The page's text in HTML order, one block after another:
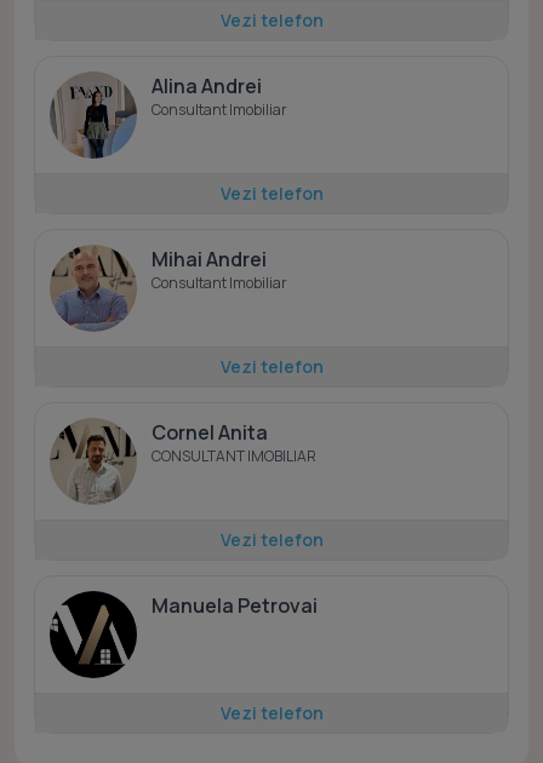
Vezi telefon
Alina Andrei
Consultant Imobiliar
Vezi telefon
Mihai Andrei
Consultant Imobiliar
Vezi telefon
Cornel Anita
CONSULTANT IMOBILIAR
Vezi telefon
Manuela Petrovai
Vezi telefon